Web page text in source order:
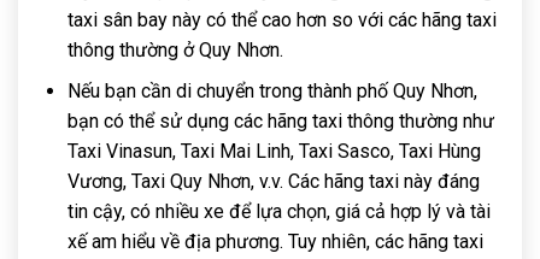
taxi sân bay này có thể cao hơn so với các hãng taxi
thông thường ở Quy Nhơn.
Nếu bạn cần di chuyển trong thành phố Quy Nhơn,
bạn có thể sử dụng các hãng taxi thông thường như
Taxi Vinasun, Taxi Mai Linh, Taxi Sasco, Taxi Hùng
Vương, Taxi Quy Nhơn, v.v. Các hãng taxi này đáng
tin cậy, có nhiều xe để lựa chọn, giá cả hợp lý và tài
xế am hiểu về địa phương. Tuy nhiên, các hãng taxi